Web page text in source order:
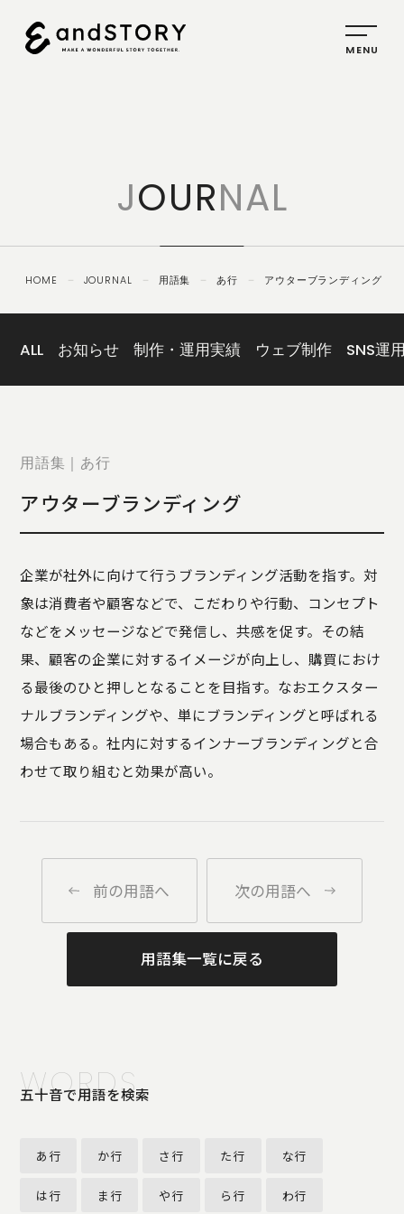
SERVICE
PLANNING
CREATIVE
IDENTITY
ABOUT
US
COMPANY
JOURNAL
CONTACT
US
PRIVACY
POLICY
SECURITY
POLICY
特定商取引
に基づく表
記
JOURNAL
HOME － JOURNAL － 用語集 － あ行 － アウターブランディング
ALL お知らせ 制作・運用実績 ウェブ制作 SNS運
用語集｜あ行
アウターブランディング
企業が社外に向けて行うブランディング活動を指す。対
象は消費者や顧客などで、こだわりや行動、コンセプト
などをメッセージなどで発信し、共感を促す。その結
果、顧客の企業に対するイメージが向上し、購買におけ
る最後のひと押しとなることを目指す。なおエクスター
ナルブランディングや、単にブランディングと呼ばれる
場合もある。社内に対するインナーブランディングと合
わせて取り組むと効果が高い。
前の用語へ 次の用語へ
用語集一覧に戻る
WORDS
五十音で用語を検索
あ行 か行 さ行 た行 な行
は行 ま行 や行 ら行 わ行